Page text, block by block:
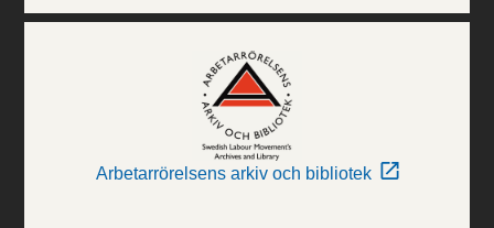
Arbetarrörelsens arkiv och bibliotek